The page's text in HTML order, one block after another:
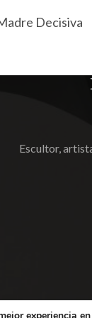
Decisiva
Escultor,